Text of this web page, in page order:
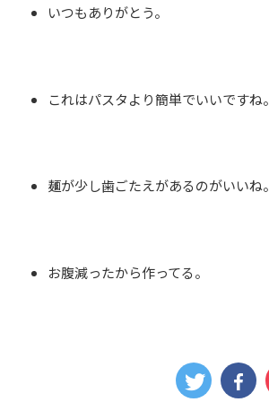
いつもありがとう。
これはパスタより簡単でいいですね。
麺が少し歯ごたえがあるのがいいね。
お腹減ったから作ってる。